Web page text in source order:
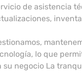
de asistencia
lo que
su negocio La